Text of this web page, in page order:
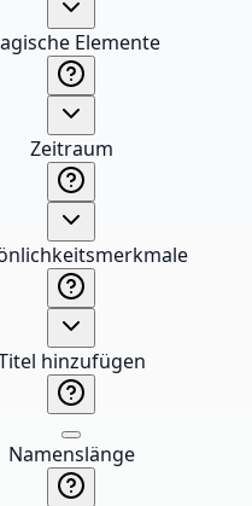
Elemente
Zeitraum
hinzufügen
Namenslänge